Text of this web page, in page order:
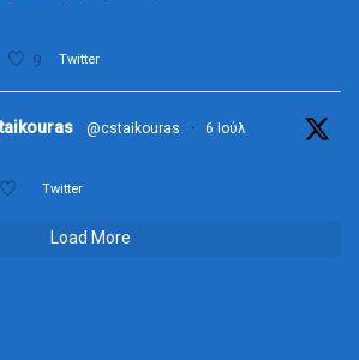
9 Twitter
@cstaikouras · 6 Ιούλ
Twitter
Load More